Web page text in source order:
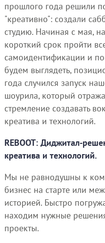
прошлого года решили
"креативно": создали
студию. Начиная с мая,
короткий срок пройти
самоидентификации и
будем выглядеть,
года случился запуск
шоурила, который
стремление создавать
креатива и технологий.
REBOOT: Диджитал-
креатива и технологий.
Мы не равнодушны к
бизнес на старте или
историей. Быстро
находим нужные
проекты.